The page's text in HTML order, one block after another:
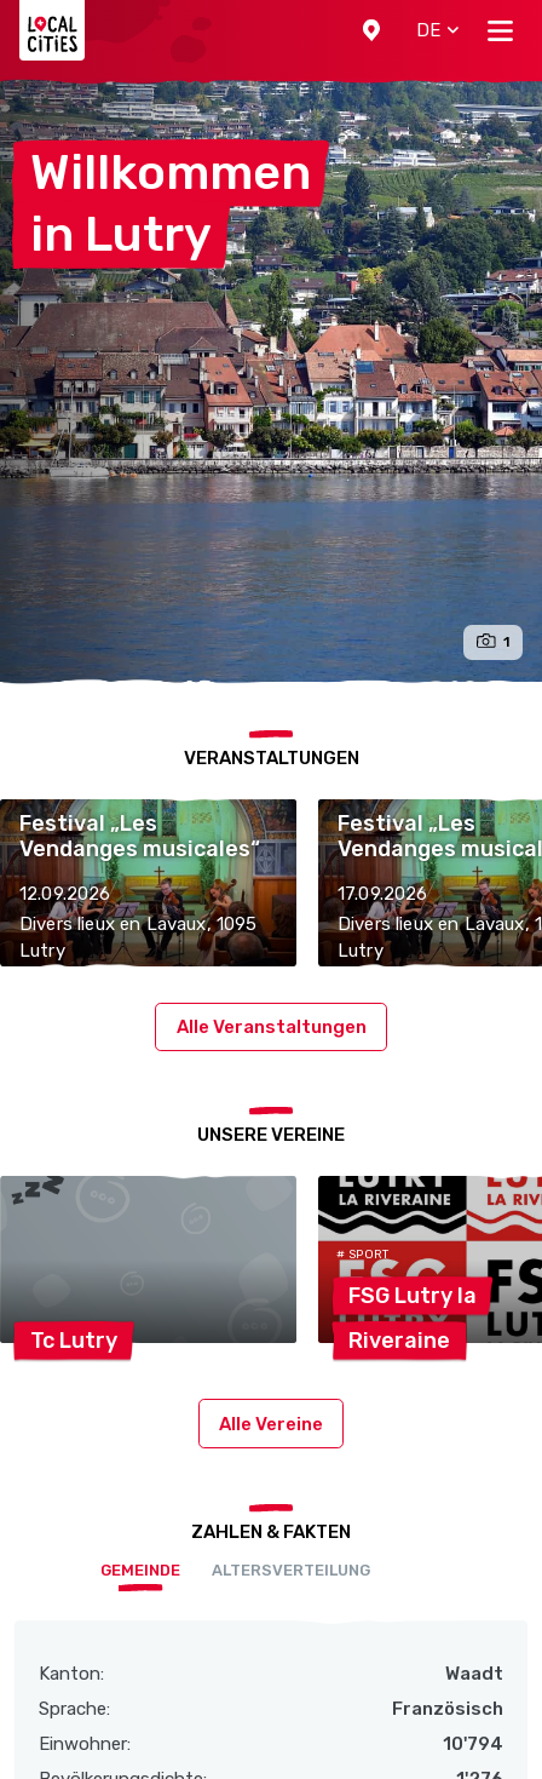
DE
Willkommen
in Lutry
1
VERANSTALTUNGEN
Festival „Les
Vendanges musicales“
12.09.2026
Divers lieux en Lavaux, 1095
Lutry
Festival „Les
Vendanges
17.09.2026
Divers lieux en Lavaux,
Lutry
Alle Veranstaltungen
UNSERE VEREINE
Tc Lutry
# SPORT
FSG Lutry la
Riveraine
Alle Vereine
ZAHLEN & FAKTEN
GEMEINDE ALTERSVERTEILUNG
Kanton:
Waadt
Sprache:
Französisch
Einwohner:
10'794